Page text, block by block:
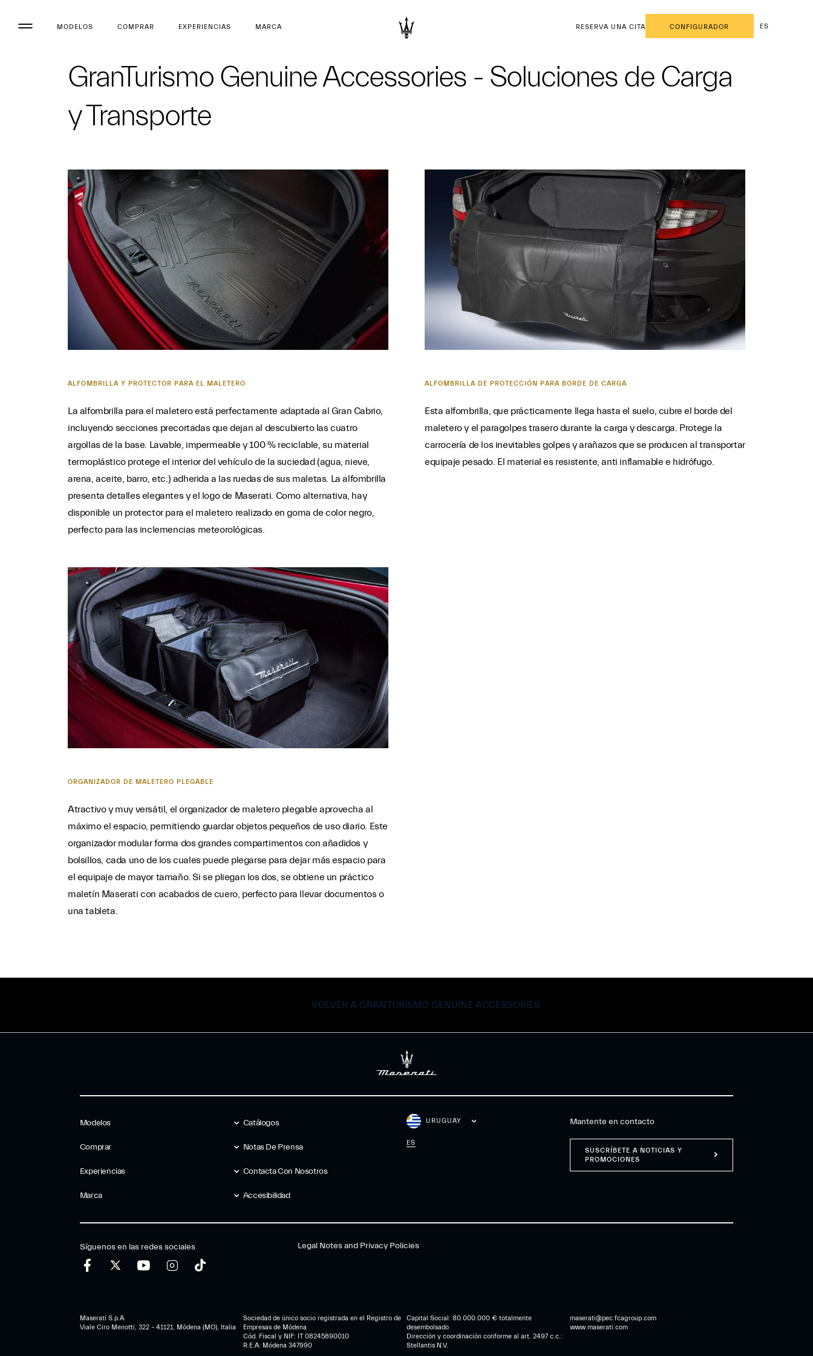
MODELOS COMPRAR EXPERIENCIAS MARCA RESERVA UNA CITA CONFIGURADOR ES
GranTurismo Genuine Accessories - Soluciones de Carga
y Transporte
ALFOMBRILLA Y PROTECTOR PARA EL MALETERO
La alfombrilla para el maletero está perfectamente adaptada al Gran Cabrio,
incluyendo secciones precortadas que dejan al descubierto las cuatro
argollas de la base. Lavable, impermeable y 100 % reciclable, su material
termoplástico protege el interior del vehículo de la suciedad (agua, nieve,
arena, aceite, barro, etc.) adherida a las ruedas de sus maletas. La alfombrilla
presenta detalles elegantes y el logo de Maserati. Como alternativa, hay
disponible un protector para el maletero realizado en goma de color negro,
perfecto para las inclemencias meteorológicas.
ALFOMBRILLA DE PROTECCIÓN PARA BORDE DE CARGA
Esta alfombrilla, que prácticamente llega hasta el suelo, cubre el borde del
maletero y el paragolpes trasero durante la carga y descarga. Protege la
carrocería de los inevitables golpes y arañazos que se producen al transportar
equipaje pesado. El material es resistente, anti inflamable e hidrófugo.
ORGANIZADOR DE MALETERO PLEGABLE
Atractivo y muy versátil, el organizador de maletero plegable aprovecha al
máximo el espacio, permitiendo guardar objetos pequeños de uso diario. Este
organizador modular forma dos grandes compartimentos con añadidos y
bolsillos, cada uno de los cuales puede plegarse para dejar más espacio para
el equipaje de mayor tamaño. Si se pliegan los dos, se obtiene un práctico
maletín Maserati con acabados de cuero, perfecto para llevar documentos o
una tableta.
VOLVER A GRANTURISMO GENUINE ACCESSORIES
Modelos
Comprar
Experiencias
Marca
Catálogos
Notas De Prensa
Contacta Con Nosotros
Accesibilidad
URUGUAY
ES
Mantente en contacto
SUSCRÍBETE A NOTICIAS Y
PROMOCIONES
Síguenos en las redes sociales Legal Notes and Privacy Policies
Maserati S.p.A.
Viale Ciro Menotti, 322 – 41121, Módena (MO), Italia
Sociedad de único socio registrada en el Registro de
Empresas de Módena
Cód. Fiscal y NIF: IT 08245890010
R.E.A. Módena 347990
Capital Social: 80.000.000 € totalmente
desembolsado
Dirección y coordinación conforme al art. 2497 c.c.:
Stellantis N.V.
maserati@pec.fcagroup.com
www.maserati.com